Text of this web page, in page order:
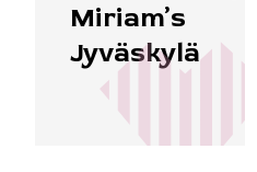
Miriam’s
Jyväskylä